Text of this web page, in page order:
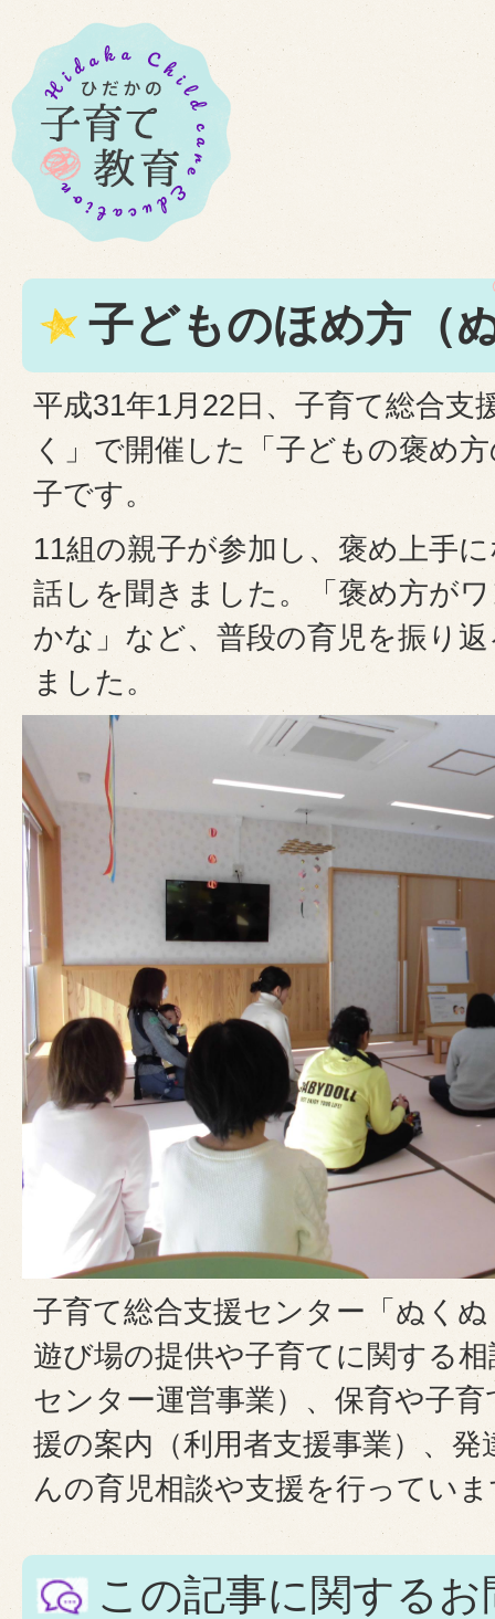
子どものほめ方（
平成31年1月22日、子育て総合支
く」で開催した「子どもの褒め
子です。
11組の親子が参加し、褒め上手
話しを聞きました。「褒め方が
かな」など、普段の育児を振り
ました。
子育て総合支援センター「ぬく
遊び場の提供や子育てに関する
センター運営事業）、保育や子
援の案内（利用者支援事業）、
んの育児相談や支援を行ってい
この記事に関する